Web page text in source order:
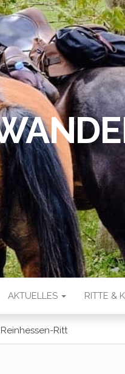
AKTUELLES RITTE &
Ritt